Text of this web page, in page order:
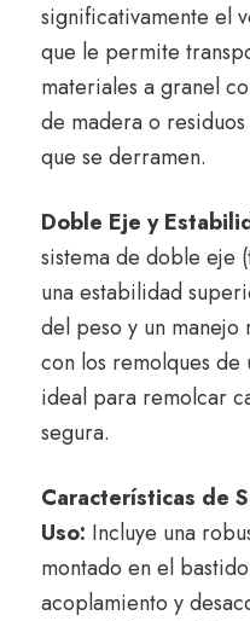
significativamente el
que le permite
materiales a granel
de madera o
que se derramen.
Doble Eje y
sistema de doble eje
una estabilidad
del peso y un manejo
con los remolques de
ideal para remolcar
segura.
Características de
Uso: Incluye una
montado en el
acoplamiento y